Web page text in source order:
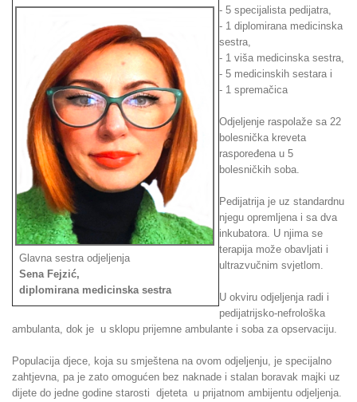
Glavna sestra odjeljenja
Sena Fejzić,
diplomirana medicinska sestra
- 5 specijalista pedijatra,
- 1 diplomirana medicinska
sestra,
- 1 viša medicinska sestra,
- 5 medicinskih sestara i
- 1 spremačica
Odjeljenje raspolaže sa 22
bolesnička kreveta
raspoređena u 5
bolesničkih soba.
Pedijatrija je uz standardnu
njegu opremljena i sa dva
inkubatora. U njima se
terapija može obavljati i
ultrazvučnim svjetlom.
U okviru odjeljenja radi i
pedijatrijsko-nefrološka
ambulanta, dok je u sklopu prijemne ambulante i soba za opservaciju.
Populacija djece, koja su smještena na ovom odjeljenju, je specijalno
zahtjevna, pa je zato omogućen bez naknade i stalan boravak majki uz
dijete do jedne godine starosti djeteta u prijatnom ambijentu odjeljenja.